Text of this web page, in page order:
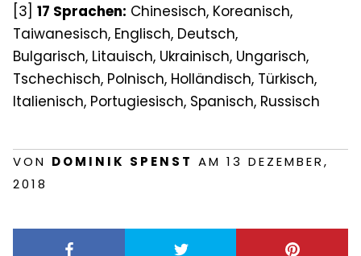
[3] 17 Sprachen: Chinesisch, Koreanisch,
Taiwanesisch, Englisch, Deutsch,
Bulgarisch, Litauisch, Ukrainisch, Ungarisch,
Tschechisch, Polnisch, Holländisch, Türkisch,
Italienisch, Portugiesisch, Spanisch, Russisch
VON DOMINIK SPENST AM 13 DEZEMBER,
2018